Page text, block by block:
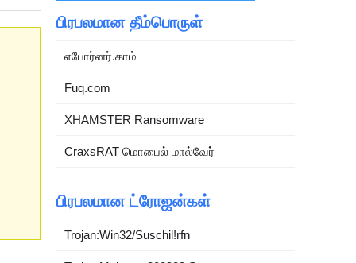
பிரபலமான தீம்பொருள்
எபோர்னர்.காம்
Fuq.com
XHAMSTER Ransomware
CraxsRAT மொபைல் மால்வேர்
பிரபலமான ட்ரோஜன்கள்
Trojan:Win32/Suschil!rfn